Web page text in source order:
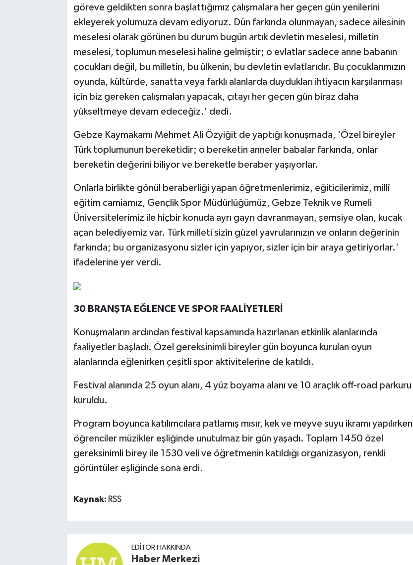
göreve geldikten sonra başlattığımız çalışmalara her geçen gün yenilerini
ekleyerek yolumuza devam ediyoruz. Dün farkında olunmayan, sadece ailesinin
meselesi olarak görünen bu durum bugün artık devletin meselesi, milletin
meselesi, toplumun meselesi haline gelmiştir; o evlatlar sadece anne babanın
çocukları değil, bu milletin, bu ülkenin, bu devletin evlatlarıdır. Bu çocuklarımızın
oyunda, kültürde, sanatta veya farklı alanlarda duydukları ihtiyacın karşılanması
için biz gereken çalışmaları yapacak, çıtayı her geçen gün biraz daha
yükseltmeye devam edeceğiz.' dedi.
Gebze Kaymakamı Mehmet Ali Özyiğit de yaptığı konuşmada, 'Özel bireyler
Türk toplumunun bereketidir; o bereketin anneler babalar farkında, onlar
bereketin değerini biliyor ve bereketle beraber yaşıyorlar.
Onlarla birlikte gönül beraberliği yapan öğretmenlerimiz, eğiticilerimiz, millî
eğitim camiamız, Gençlik Spor Müdürlüğümüz, Gebze Teknik ve Rumeli
Üniversitelerimiz ile hiçbir konuda ayrı gayrı davranmayan, şemsiye olan, kucak
açan belediyemiz var. Türk milleti sizin güzel yavrularınızın ve onların değerinin
farkında; bu organizasyonu sizler için yapıyor, sizler için bir araya getiriyorlar.'
ifadelerine yer verdi.
30 BRANŞTA EĞLENCE VE SPOR FAALİYETLERİ
Konuşmaların ardından festival kapsamında hazırlanan etkinlik alanlarında
faaliyetler başladı. Özel gereksinimli bireyler gün boyunca kurulan oyun
alanlarında eğlenirken çeşitli spor aktivitelerine de katıldı.
Festival alanında 25 oyun alanı, 4 yüz boyama alanı ve 10 araçlık off-road parkuru
kuruldu.
Program boyunca katılımcılara patlamış mısır, kek ve meyve suyu ikramı yapılırken
öğrenciler müzikler eşliğinde unutulmaz bir gün yaşadı. Toplam 1450 özel
gereksinimli birey ile 1530 veli ve öğretmenin katıldığı organizasyon, renkli
görüntüler eşliğinde sona erdi.
Kaynak: RSS
EDITÖR HAKKINDA
Haber Merkezi